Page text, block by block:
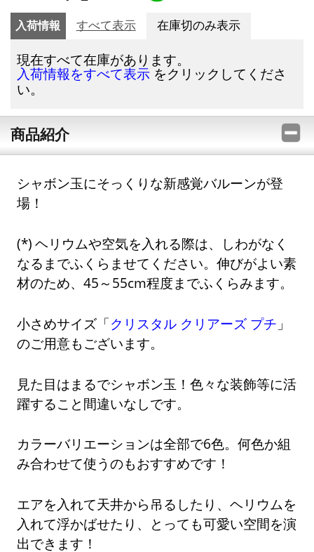
入荷情報 すべて表示 在庫切のみ表示
現在すべて在庫があります。
入荷情報をすべて表示 をクリックしてくださ
い。
商品紹介
シャボン玉にそっくりな新感覚バルーンが登
場！
ヘリウムや空気を入れる際は、しわがなく
なるまでふくらませてください。伸びがよい素
材のため、45～55cm程度までふくらみます。
小さめサイズ「クリスタル クリアーズ プチ 」
のご用意もございます。
見た目はまるでシャボン玉！色々な装飾等に活
躍すること間違いなしです。
カラーバリエーションは全部で6色。何色か組
み合わせて使うのもおすすめです！
エアを入れて天井から吊るしたり、ヘリウムを
入れて浮かばせたり、とっても可愛い空間を演
出できます！